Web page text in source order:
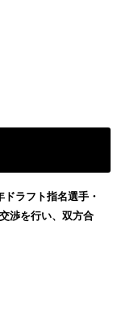
ラフト指名選手・
渉を行い、双方合